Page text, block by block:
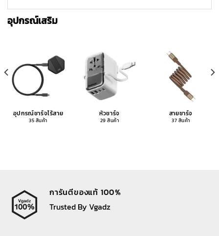
อุปกรณ์เสริม
อุปกรณ์ชาร์จไร้สาย
35 สินค้า
หัวชาร์จ
29 สินค้า
สายชาร์จ
37 สินค้า
การันตีของแท้ 100%
Trusted By Vgadz